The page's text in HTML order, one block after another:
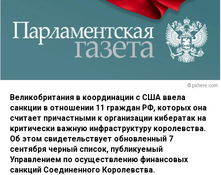
© pxhere.com
Великобритания в координации с США ввела
санкции в отношении 11 граждан РФ, которых она
считает причастными к организации кибератак на
критически важную инфраструктуру королевства.
Об этом свидетельствует обновленный 7
сентября черный список, публикуемый
Управлением по осуществлению финансовых
санкций Соединенного Королевства.